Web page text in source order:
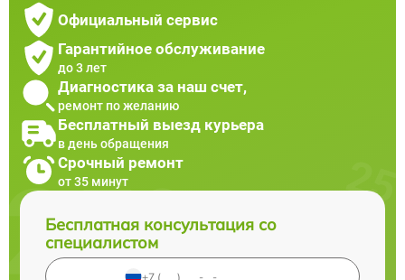
Официальный сервис
Гарантийное обслуживание
до 3 лет
Диагностика за наш счет,
ремонт по желанию
Бесплатный выезд курьера
в день обращения
Срочный ремонт
от 35 минут
Бесплатная консультация со
специалистом